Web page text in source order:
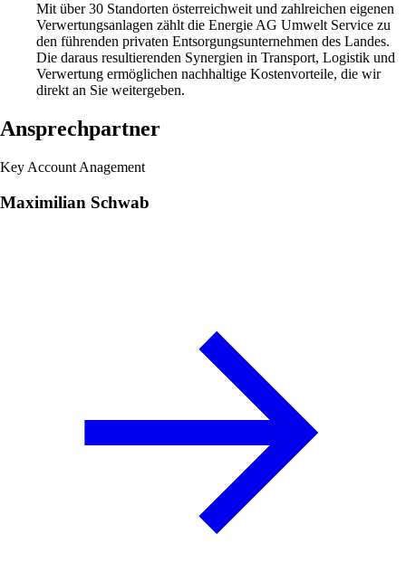
Mit über 30 Standorten österreichweit und zahlreichen eigenen
Verwertungsanlagen zählt die Energie AG Umwelt Service zu
den führenden privaten Entsorgungsunternehmen des Landes.
Die daraus resultierenden Synergien in Transport, Logistik und
Verwertung ermöglichen nachhaltige Kostenvorteile, die wir
direkt an Sie weitergeben.
Ansprechpartner
Key Account Anagement
Maximilian Schwab